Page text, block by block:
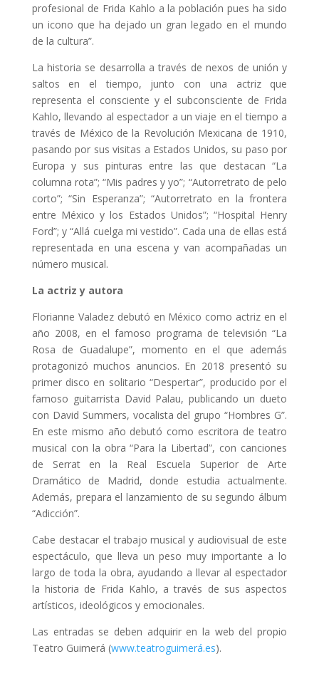
profesional de Frida Kahlo a la población pues ha sido
un icono que ha dejado un gran legado en el mundo
de la cultura”.
La historia se desarrolla a través de nexos de unión y
saltos en el tiempo, junto con una actriz que
representa el consciente y el subconsciente de Frida
Kahlo, llevando al espectador a un viaje en el tiempo a
través de México de la Revolución Mexicana de 1910,
pasando por sus visitas a Estados Unidos, su paso por
Europa y sus pinturas entre las que destacan “La
columna rota”; “Mis padres y yo”; “Autorretrato de pelo
corto”; “Sin Esperanza”; “Autorretrato en la frontera
entre México y los Estados Unidos”; “Hospital Henry
Ford”; y “Allá cuelga mi vestido”. Cada una de ellas está
representada en una escena y van acompañadas un
número musical.
La actriz y autora
Florianne Valadez debutó en México como actriz en el
año 2008, en el famoso programa de televisión “La
Rosa de Guadalupe”, momento en el que además
protagonizó muchos anuncios. En 2018 presentó su
primer disco en solitario “Despertar”, producido por el
famoso guitarrista David Palau, publicando un dueto
con David Summers, vocalista del grupo “Hombres G”.
En este mismo año debutó como escritora de teatro
musical con la obra “Para la Libertad”, con canciones
de Serrat en la Real Escuela Superior de Arte
Dramático de Madrid, donde estudia actualmente.
Además, prepara el lanzamiento de su segundo álbum
“Adicción”.
Cabe destacar el trabajo musical y audiovisual de este
espectáculo, que lleva un peso muy importante a lo
largo de toda la obra, ayudando a llevar al espectador
la historia de Frida Kahlo, a través de sus aspectos
artísticos, ideológicos y emocionales.
Las entradas se deben adquirir en la web del propio
Teatro Guimerá (www.teatroguimerá.es).